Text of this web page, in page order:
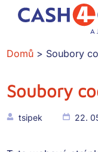
Soubory cookies
CASH4CAR
Domů Soubory
Soubory
tsipek 22.